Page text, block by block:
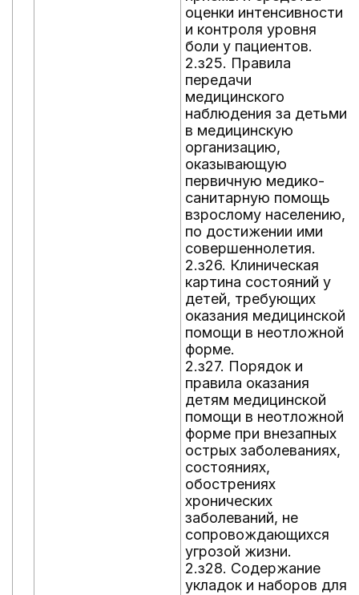
оценки интенсивности
и контроля уровня
боли у пациентов.
2.з25. Правила
передачи
медицинского
наблюдения за детьми
в медицинскую
организацию,
оказывающую
первичную медико-
санитарную помощь
взрослому населению,
по достижении ими
совершеннолетия.
2.з26. Клиническая
картина состояний у
детей, требующих
оказания медицинской
помощи в неотложной
форме.
2.з27. Порядок и
правила оказания
детям медицинской
помощи в неотложной
форме при внезапных
острых заболеваниях,
состояниях,
обострениях
хронических
заболеваний, не
сопровождающихся
угрозой жизни.
2.з28. Содержание
укладок и наборов для